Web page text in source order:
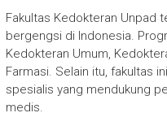
Fakultas Kedokteran Unpad
bergengsi di Indonesia.
Kedokteran Umum,
Farmasi. Selain itu, fakultas
spesialis yang mendukung
medis.